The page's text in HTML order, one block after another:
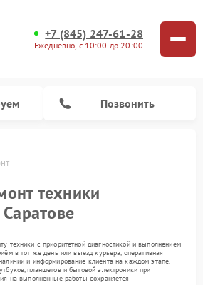
+7 (845) 247-61-28
Ежедневно, с 10:00 до 20:00
Позвонить
техники
Саратове
техники с приоритетной диагностикой и выполнением
в тот же день или выезд курьера, оперативная
и информирование клиента на каждом этапе.
планшетов и бытовой электроники при
на выполненные работы сохраняется